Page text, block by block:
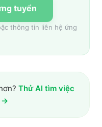
tuyển
thông tin liên hệ ứng
Thử AI tìm việc
→